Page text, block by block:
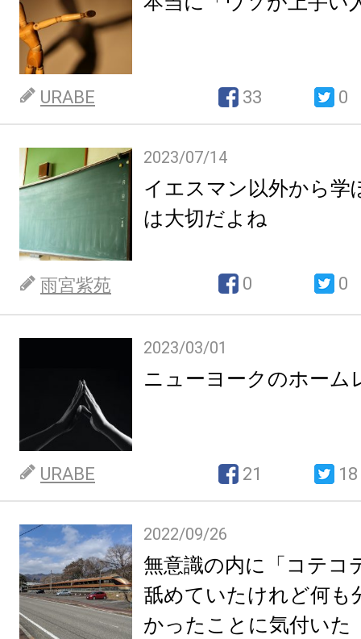
URABE 33 0
2023/07/14
イエスマン以外から学
は大切だよね
雨宮紫苑 0 0
2023/03/01
ニューヨークのホーム
URABE 21 18
2022/09/26
無意識の内に「コテコ
舐めていたけれど何も
かったことに気付いた